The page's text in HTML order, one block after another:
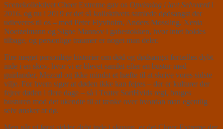
Scenekollektivet Cheer Extreme gav os Opvisning i lavt Selvværd i
2016, og nu i 2019 er det så kollektivets samlede dødsangst der
udleveres til os – med Peter Flyvholm, Anders Mossling, Xenia
Noetzelmann og Signe Mannov i gabestokken, hvor intet holdes
tilbage, og personlige traumer er noget man deler.
Fire meget personlige historier om død og dødsangst fortælles dybt
inde i en skov, hvor vi er blevet samlet efter en bustur med
guirlander, Mezcal og ikke mindst et hæfte til at skrive vores sidste
vilje. For hvem siger at døden ikke kan fejres – der er kulturer der
fejrer døden i flere dage – så i Teater SortHvids regi, bruges
busturen mod det ukendte til at tænke over hvordan man egentlig
selv ønsker at dø.